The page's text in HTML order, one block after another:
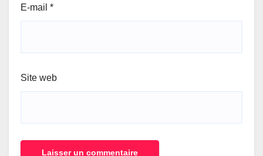
E-mail *
Site web